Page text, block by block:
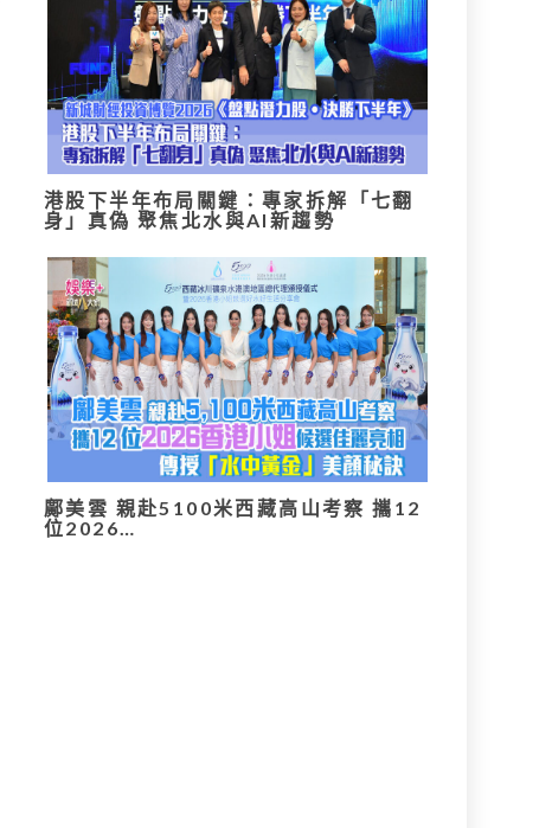
港股下半年布局關鍵：專家拆解「七翻
身」真偽 聚焦北水與AI新趨勢
鄺美雲 親赴5100米西藏高山考察 攜12
位2026…